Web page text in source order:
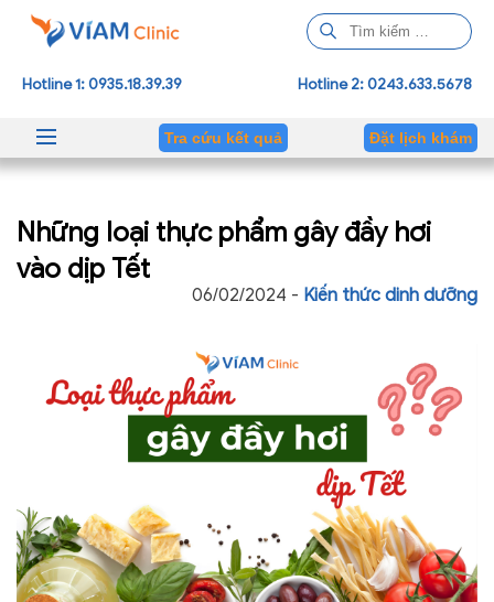
ì
m
h
Hotline 1: 0935.18.39.39 Hotline 2: 0243.633.5678
Tra cứu kết quả Đặt lịch khám
Những loại thực phẩm gây đầy hơi
vào dịp Tết
06/02/2024 - Kiến thức dinh dưỡng